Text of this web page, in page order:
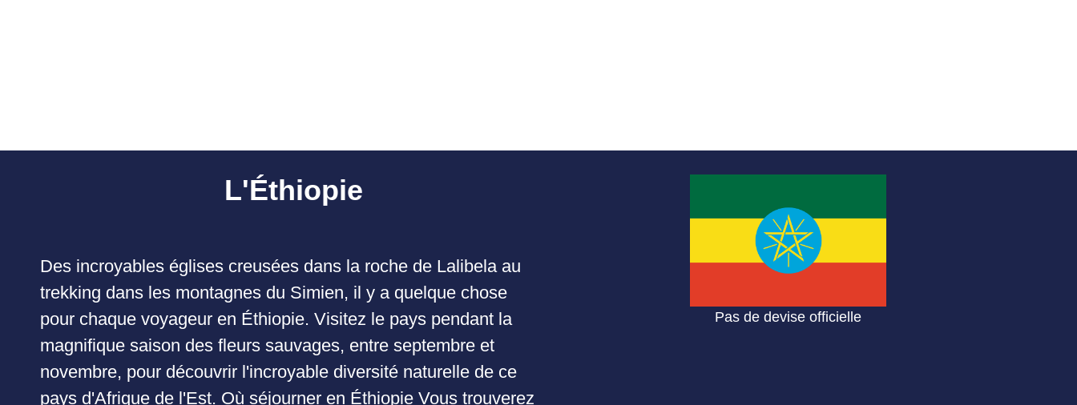
L'Éthiopie
Des incroyables églises creusées dans la roche de Lalibela au
trekking dans les montagnes du Simien, il y a quelque chose
pour chaque voyageur en Éthiopie. Visitez le pays pendant la
magnifique saison des fleurs sauvages, entre septembre et
novembre, pour découvrir l'incroyable diversité naturelle de ce
pays d'Afrique de l'Est. Où séjourner en Éthiopie Vous trouverez
Pas de devise officielle